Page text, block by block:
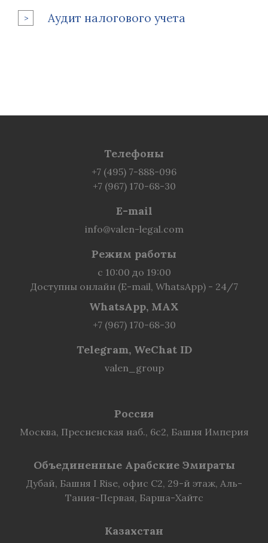
Аудит налогового учета
Телефоны
+7 (495) 7-888-096
+7 (967) 170-68-30
E-mail
info@valen-legal.com
Режим работы
с 10:00 до 19:00
Доступны онлайн (E-mail, WhatsApp) - 24/7
WhatsApp, MAX
+7 (967) 170-68-30
Telegram, WeChat ID
valen_group
Россия
Москва, Пресненская наб., 6с2, Башня Империя
Объединенные Арабские Эмираты
Дубай, Башня I Rise, офис C2, 29-й этаж, Аль-
Тания-Первая, Барша-Хайтс
Казахстан